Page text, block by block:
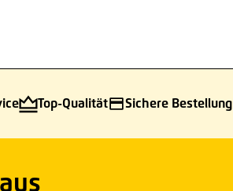
Top-Qualität Sichere Bestellung